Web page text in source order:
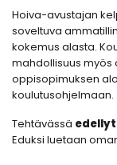
Hoiva-avustajan
soveltuva
kokemus alasta.
mahdollisuus myös
oppisopimuksen
koulutusohjelmaan.
Tehtävässä
Eduksi luetaan